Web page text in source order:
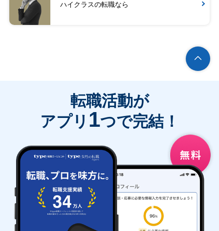
ハイクラスの転職なら
転職活動が
アプリ 1つで完結！